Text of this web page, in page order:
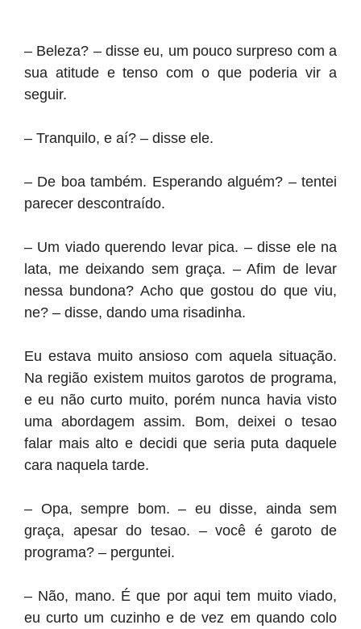
– Beleza? – disse eu, um pouco surpreso com a
sua atitude e tenso com o que poderia vir a
seguir.
– Tranquilo, e aí? – disse ele.
– De boa também. Esperando alguém? – tentei
parecer descontraído.
– Um viado querendo levar pica. – disse ele na
lata, me deixando sem graça. – Afim de levar
nessa bundona? Acho que gostou do que viu,
ne? – disse, dando uma risadinha.
Eu estava muito ansioso com aquela situação.
Na região existem muitos garotos de programa,
e eu não curto muito, porém nunca havia visto
uma abordagem assim. Bom, deixei o tesao
falar mais alto e decidi que seria puta daquele
cara naquela tarde.
– Opa, sempre bom. – eu disse, ainda sem
graça, apesar do tesao. – você é garoto de
programa? – perguntei.
– Não, mano. É que por aqui tem muito viado,
eu curto um cuzinho e de vez em quando colo